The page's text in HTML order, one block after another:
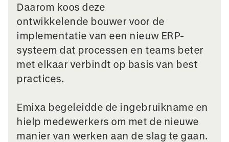
Daarom koos deze
ontwikkelende bouwer voor de
implementatie van een nieuw ERP-
systeem dat processen en teams beter
met elkaar verbindt op basis van best
practices.
Emixa begeleidde de ingebruikname en
hielp medewerkers om met de nieuwe
manier van werken aan de slag te gaan.